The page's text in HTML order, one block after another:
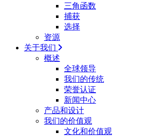
三角函数
捕获
选择
资源
关于我们
概述
全球领导
我们的传统
荣誉认证
新闻中心
产品和设计
我们的价值观
文化和价值观